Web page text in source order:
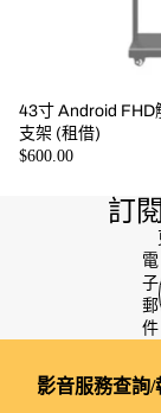
43寸 Android FHD
支架 (租借)
$600.00
訂
電
子
郵
件
影音服務查詢/